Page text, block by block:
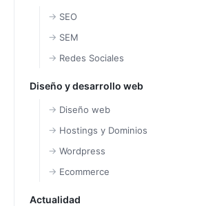
SEO
SEM
Redes Sociales
Diseño y desarrollo web
Diseño web
Hostings y Dominios
Wordpress
Ecommerce
Actualidad